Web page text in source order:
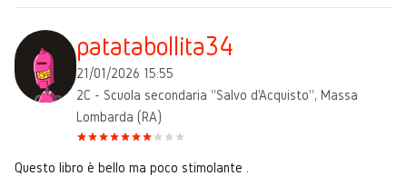
patatabollita34
21/01/2026 15:55
2C - Scuola secondaria "Salvo d'Acquisto", Massa
Lombarda (RA)
Questo libro è bello ma poco stimolante .